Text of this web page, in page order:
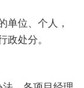
位、个人，
政处分。